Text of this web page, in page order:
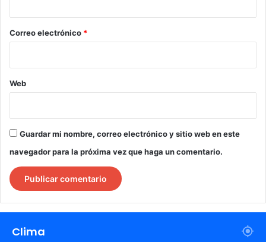
*
Correo electrónico *
Web
Guardar mi nombre, correo electrónico y sitio web en este
navegador para la próxima vez que haga un comentario.
Clima